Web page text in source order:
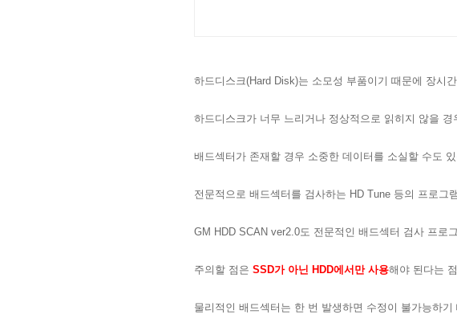
하드디스크(Hard Disk)는 소모성 부품이기 때문에 장시
하드디스크가 너무 느리 거나 정상적으로 읽히지 않을
배드섹터가 존재할 경우 소중한 데이터를 소실할 수도
전문적으로 배드섹터를 검사하는 HD Tune 등의 프로그
GM HDD SCAN ver2.0도 전문적인 배드섹터 검사 프로
주의할 점은 SSD가 아닌 HDD에서만 사용해야 된다는
물리적인 배드섹터는 한 번 발생하면 수정이 불가능하